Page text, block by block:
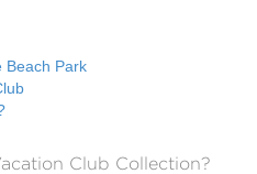
Club Collection?